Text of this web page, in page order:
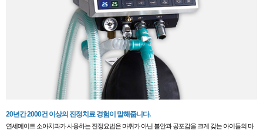
20년간 2000건 이상의 진정치료 경험이 말해줍니다.
연세메이트 소아치과가 사용하는 진정요법은 마취가 아닌 불안과 공포감을 크게 갖는 아이들의 마